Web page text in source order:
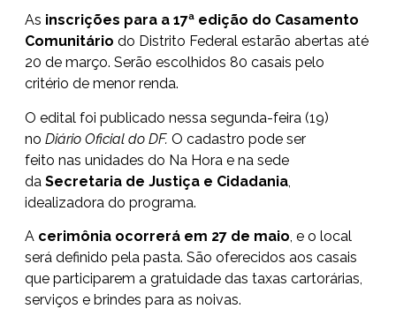
As inscrições para a 17ª edição do Casamento
Comunitário do Distrito Federal estarão abertas até
20 de março. Serão escolhidos 80 casais pelo
critério de menor renda.
O edital foi publicado nessa segunda-feira (19)
no Diário Oficial do DF. O cadastro pode ser
feito nas unidades do Na Hora e na sede
da Secretaria de Justiça e Cidadania
idealizadora do programa.
A cerimônia ocorrerá em 27 de maio, e o local
será definido pela pasta. São oferecidos aos casais
que participarem a gratuidade das taxas cartorárias,
serviços e brindes para as noivas.